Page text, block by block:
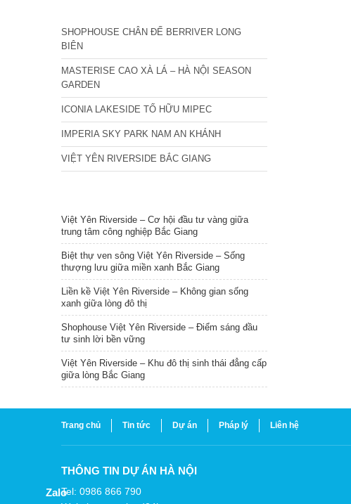
SHOPHOUSE CHÂN ĐẾ BERRIVER LONG
BIÊN
MASTERISE CAO XÀ LÁ – HÀ NỘI SEASON
GARDEN
ICONIA LAKESIDE TỐ HỮU MIPEC
IMPERIA SKY PARK NAM AN KHÁNH
VIỆT YÊN RIVERSIDE BẮC GIANG
Việt Yên Riverside – Cơ hội đầu tư vàng giữa
trung tâm công nghiệp Bắc Giang
Biệt thự ven sông Việt Yên Riverside – Sống
thượng lưu giữa miền xanh Bắc Giang
Liền kề Việt Yên Riverside – Không gian sống
xanh giữa lòng đô thị
Shophouse Việt Yên Riverside – Điểm sáng đầu
tư sinh lời bền vững
Việt Yên Riverside – Khu đô thị sinh thái đẳng cấp
giữa lòng Bắc Giang
Trang chủ Tin tức Dự án Pháp lý Liên hệ
THÔNG TIN DỰ ÁN HÀ NỘI
Tel: 0986 866 790
Zalo